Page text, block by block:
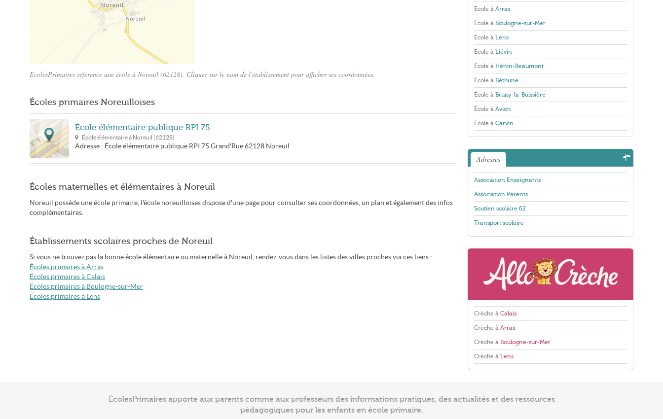
EcolesPrimaires référence une école à Noreuil (62128). Cliquez sur le nom de l'établissement pour afficher ses coordonnées.
Écoles primaires Noreuilloises
École élémentaire publique RPI 75
École élémentaire à Noreuil (62128)
Adresse : École élémentaire publique RPI 75 Grand'Rue 62128 Noreuil
Écoles maternelles et élémentaires à Noreuil
Noreuil possède une école primaire, l'école noreuilloises dispose d'une page pour consulter ses coordonnées, un plan et également des infos
complémentaires.
Établissements scolaires proches de Noreuil
Si vous ne trouvez pas la bonne école élémentaire ou maternelle à Noreuil, rendez-vous dans les listes des villes proches via ces liens :
Écoles primaires à Arras
Écoles primaires à Calais
Écoles primaires à Boulogne-sur-Mer
Écoles primaires à Lens
École à Arras
École à Boulogne-sur-Mer
École à Lens
École à Liévin
École à Hénin-Beaumont
École à Béthune
École à Bruay-la-Buissière
École à Avion
École à Carvin
Adresses
Association Enseignants
Association Parents
Soutien scolaire 62
Transport scolaire
Crèche à Calais
Crèche à Arras
Crèche à Boulogne-sur-Mer
Crèche à Lens
ÉcolesPrimaires apporte aux parents comme aux professeurs des informations pratiques, des actualités et des ressources
pédagogiques pour les enfants en école primaire.